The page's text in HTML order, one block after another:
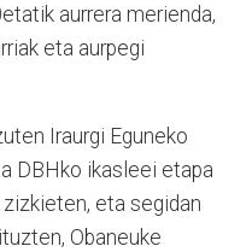
aurrera merienda,
eta aurpegi
Iraurgi Eguneko
DBHko ikasleei etapa
eta segidan
Obaneuke